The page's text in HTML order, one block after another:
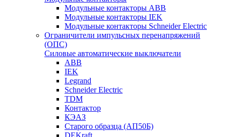
Модульные контакторы ABB
Модульные контакторы IEK
Модульные контакторы Schneider Electric
Ограничители импульсных перенапряжений
(ОПС)
Силовые автоматические выключатели
ABB
IEK
Legrand
Schneider Electric
TDM
Контактор
КЭАЗ
Старого образца (АП50Б)
DEKraft